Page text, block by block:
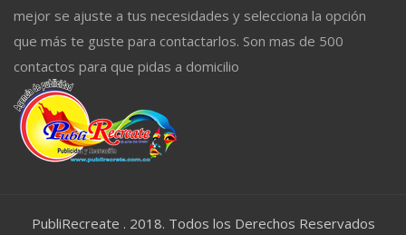
mejor se ajuste a tus necesidades y selecciona la opción
que más te guste para contactarlos. Son mas de 500
contactos para que pidas a domicilio
PubliRecreate . 2018. Todos los Derechos Reservados